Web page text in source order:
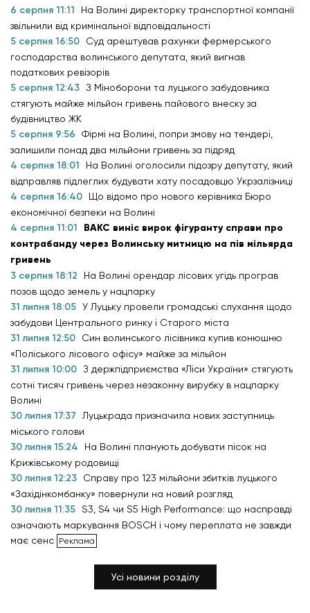
6 серпня 11:11
На Волині директорку транспортної компанії
звільнили від кримінальної відповідальності
5 серпня 16:50
Суд арештував рахунки фермерського
господарства волинського депутата, який вигнав
податкових ревізорів
5 серпня 12:43 З Міноборони та луцького забудовника
стягують майже мільйон гривень пайового внеску за
будівництво ЖК
5 серпня 9:56
Фірмі на Волині, попри змову на тендері,
залишили понад два мільйони гривень за підряд
4 серпня 18:01
На Волині оголосили підозру депутату, який
відправляв підлеглих будувати хату посадовцю Укрзалізниці
4 серпня 16:40
Що відомо про нового керівника Бюро
економічної безпеки на Волині
4 серпня 11:01
ВАКС виніс вирок фігуранту справи про
контрабанду через Волинську митницю на пів мільярда
гривень
3 серпня 18:12
На Волині орендар лісових угідь програв
позов щодо земель у нацпарку
31 липня 18:05 У Луцьку провели громадські слухання щодо
забудови Центрального ринку і Старого міста
31 липня 12:50
Син волинського лісівника купив конюшню
«Поліського лісового офісу» майже за мільйон
31 липня 10:00 З держпідприємства «Ліси України» стягують
сотні тисяч гривень через незаконну вирубку в нацпарку
Волині
30 липня 17:37
Луцькрада призначила нових заступниць
міського голови
30 липня 15:24
На Волині планують добувати пісок на
Крижівському родовищі
30 липня 12:23
Справу про 123 мільйони збитків луцького
«Західінкомбанку» повернули на новий розгляд
30 липня 11:35 S3, S4 чи S5 High Performance: що насправді
означають маркування BOSCH і чому переплата не завжди
має сенс
Усі новини розділу